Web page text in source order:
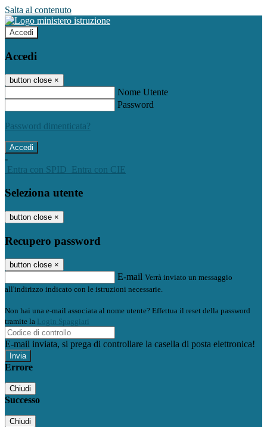
Salta al contenuto
Accedi
Accedi
button close ×
Nome Utente
Password
Password dimenticata?
-
Entra con SPID
Entra con CIE
Seleziona utente
button close ×
Recupero password
button close ×
E-mail Verrà inviato un messaggio
all'indirizzo indicato con le istruzioni necessarie.
Non hai una e-mail associata al nome utente? Effettua il reset della password
tramite la Login Spaggiari
E-mail inviata, si prega di controllare la casella di posta elettronica!
Errore
Chiudi
Successo
Chiudi